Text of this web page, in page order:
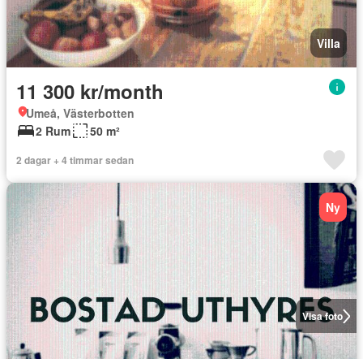
Villa
11 300 kr/month
Umeå, Västerbotten
2 Rum
50 m²
2 dagar + 4 timmar sedan
Visa foto
Ny